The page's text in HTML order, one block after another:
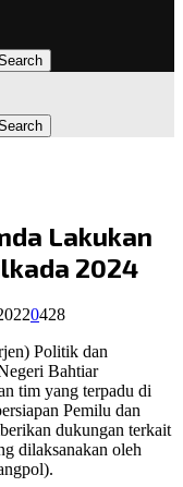
Lakukan
2024
0428
Politik dan
Bahtiar
tim yang terpadu di
Pemilu dan
dukungan terkait
dilaksanakan oleh